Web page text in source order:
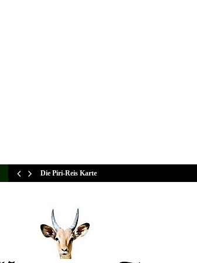
Die Piri-Reis Karte